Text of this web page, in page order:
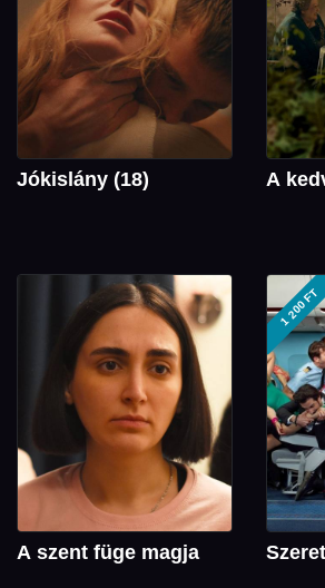
Jókislány (18) A
A szent füge magja
1 200 FT